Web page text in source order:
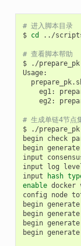
# 进入脚本目录
$ cd ../
# 查看脚本帮助
$
./
eg1:
eg2:
# 生成单链4节点
$
./
begin check
begin generate
input
input
log
input
hash
enable docker
config
node
begin generate
begin generate
begin generate
begin generate